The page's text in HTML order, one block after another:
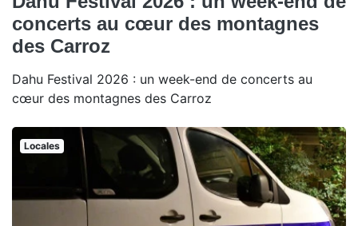
concerts au cœur des montagnes
des Carroz
Dahu Festival 2026 : un week-end de concerts au
cœur des montagnes des Carroz
Locales